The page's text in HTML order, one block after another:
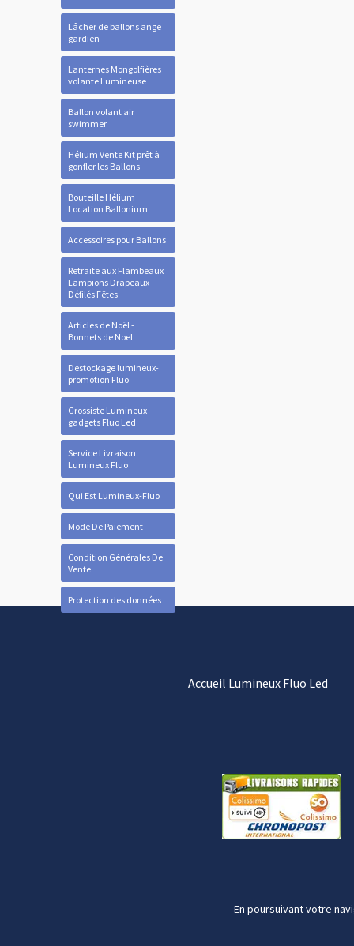
Lâcher de ballons ange
gardien
Lanternes Mongolfières
volante Lumineuse
Ballon volant air
swimmer
Hélium Vente Kit prêt à
gonfler les Ballons
Bouteille Hélium
Location Ballonium
Accessoires pour Ballons
Retraite aux Flambeaux
Lampions Drapeaux
Défilés Fêtes
Articles de Noël -
Bonnets de Noel
Destockage lumineux-
promotion Fluo
Grossiste Lumineux
gadgets Fluo Led
Service Livraison
Lumineux Fluo
Qui Est Lumineux-Fluo
Mode De Paiement
Condition Générales De
Vente
Protection des données
Accueil Lumineux Fluo Led
En poursuivant votre